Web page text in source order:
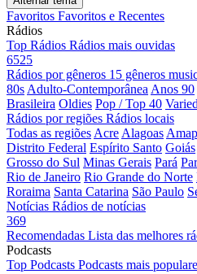
Favoritos Favoritos e Recentes
Rádios
Top Rádios Rádios mais ouvidas
6525
Rádios por gêneros 15 gêneros
80s Adulto-Contemporânea Anos 90
Brasileira Oldies Pop / Top 40
Rádios por regiões Rádios locais
Todas as regiões Acre Alagoas
Distrito Federal Espírito Santo Goiás
Grosso do Sul Minas Gerais Pará
Rio de Janeiro Rio Grande do Norte
Roraima Santa Catarina São Paulo
Notícias Rádios de notícias
369
Recomendadas Lista das melhores
Podcasts
Top Podcasts Podcasts mais